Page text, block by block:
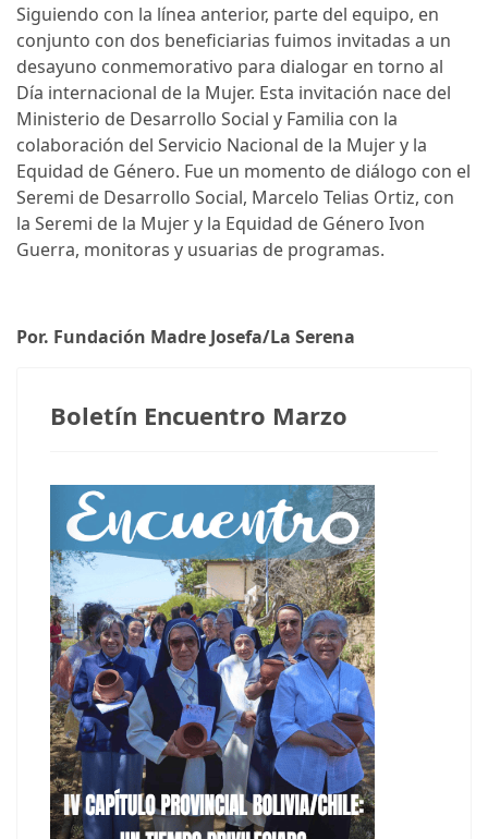
Siguiendo con la línea anterior, parte del equipo, en
conjunto con dos beneficiarias fuimos invitadas a un
desayuno conmemorativo para dialogar en torno al
Día internacional de la Mujer. Esta invitación nace del
Ministerio de Desarrollo Social y Familia con la
colaboración del Servicio Nacional de la Mujer y la
Equidad de Género. Fue un momento de diálogo con el
Seremi de Desarrollo Social, Marcelo Telias Ortiz, con
la Seremi de la Mujer y la Equidad de Género Ivon
Guerra, monitoras y usuarias de programas.
Por. Fundación Madre Josefa/La Serena
Boletín Encuentro Marzo